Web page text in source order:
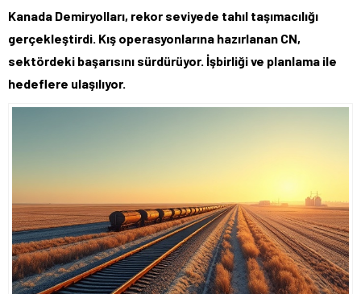
Kanada Demiryolları, rekor seviyede tahıl taşımacılığı
gerçekleştirdi. Kış operasyonlarına hazırlanan CN,
sektördeki başarısını sürdürüyor. İşbirliği ve planlama ile
hedeflere ulaşılıyor.